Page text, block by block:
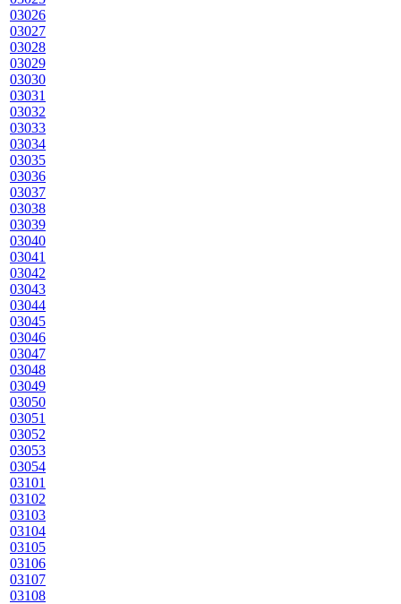
03026
03027
03028
03029
03030
03031
03032
03033
03034
03035
03036
03037
03038
03039
03040
03041
03042
03043
03044
03045
03046
03047
03048
03049
03050
03051
03052
03053
03054
03101
03102
03103
03104
03105
03106
03107
03108